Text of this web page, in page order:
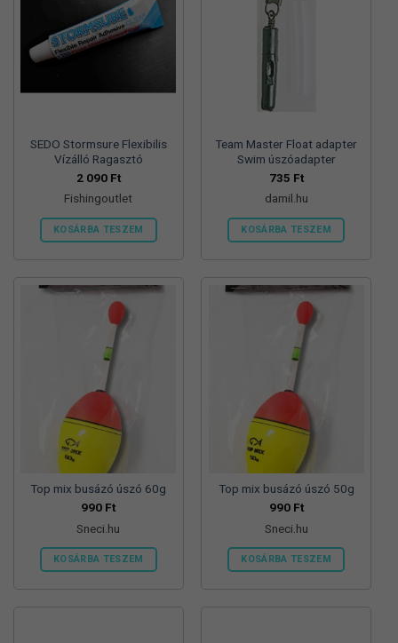
SEDO Stormsure Flexibilis
Vízálló Ragasztó
2 090 Ft
Fishingoutlet
KOSÁRBA TESZEM
Team Master Float adapter
Swim úszóadapter
735 Ft
damil.hu
KOSÁRBA TESZEM
Top mix busázó úszó 60g
990 Ft
Sneci.hu
KOSÁRBA TESZEM
Top mix busázó úszó 50g
990 Ft
Sneci.hu
KOSÁRBA TESZEM